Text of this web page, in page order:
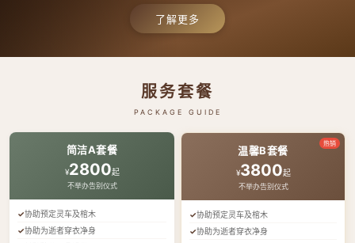
了解更多
服务套餐
PACKAGE GUIDE
简洁A套餐
¥2800起
不举办告别仪式
协助预定灵车及棺木
协助为逝者穿衣净身
热销
温馨B套餐
¥3800起
不举办告别仪式
协助预定灵车及棺木
协助为逝者穿衣净身